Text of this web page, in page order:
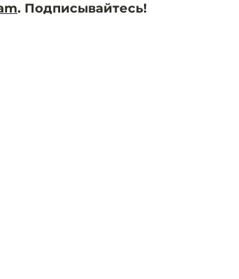
. Подписывайтесь!